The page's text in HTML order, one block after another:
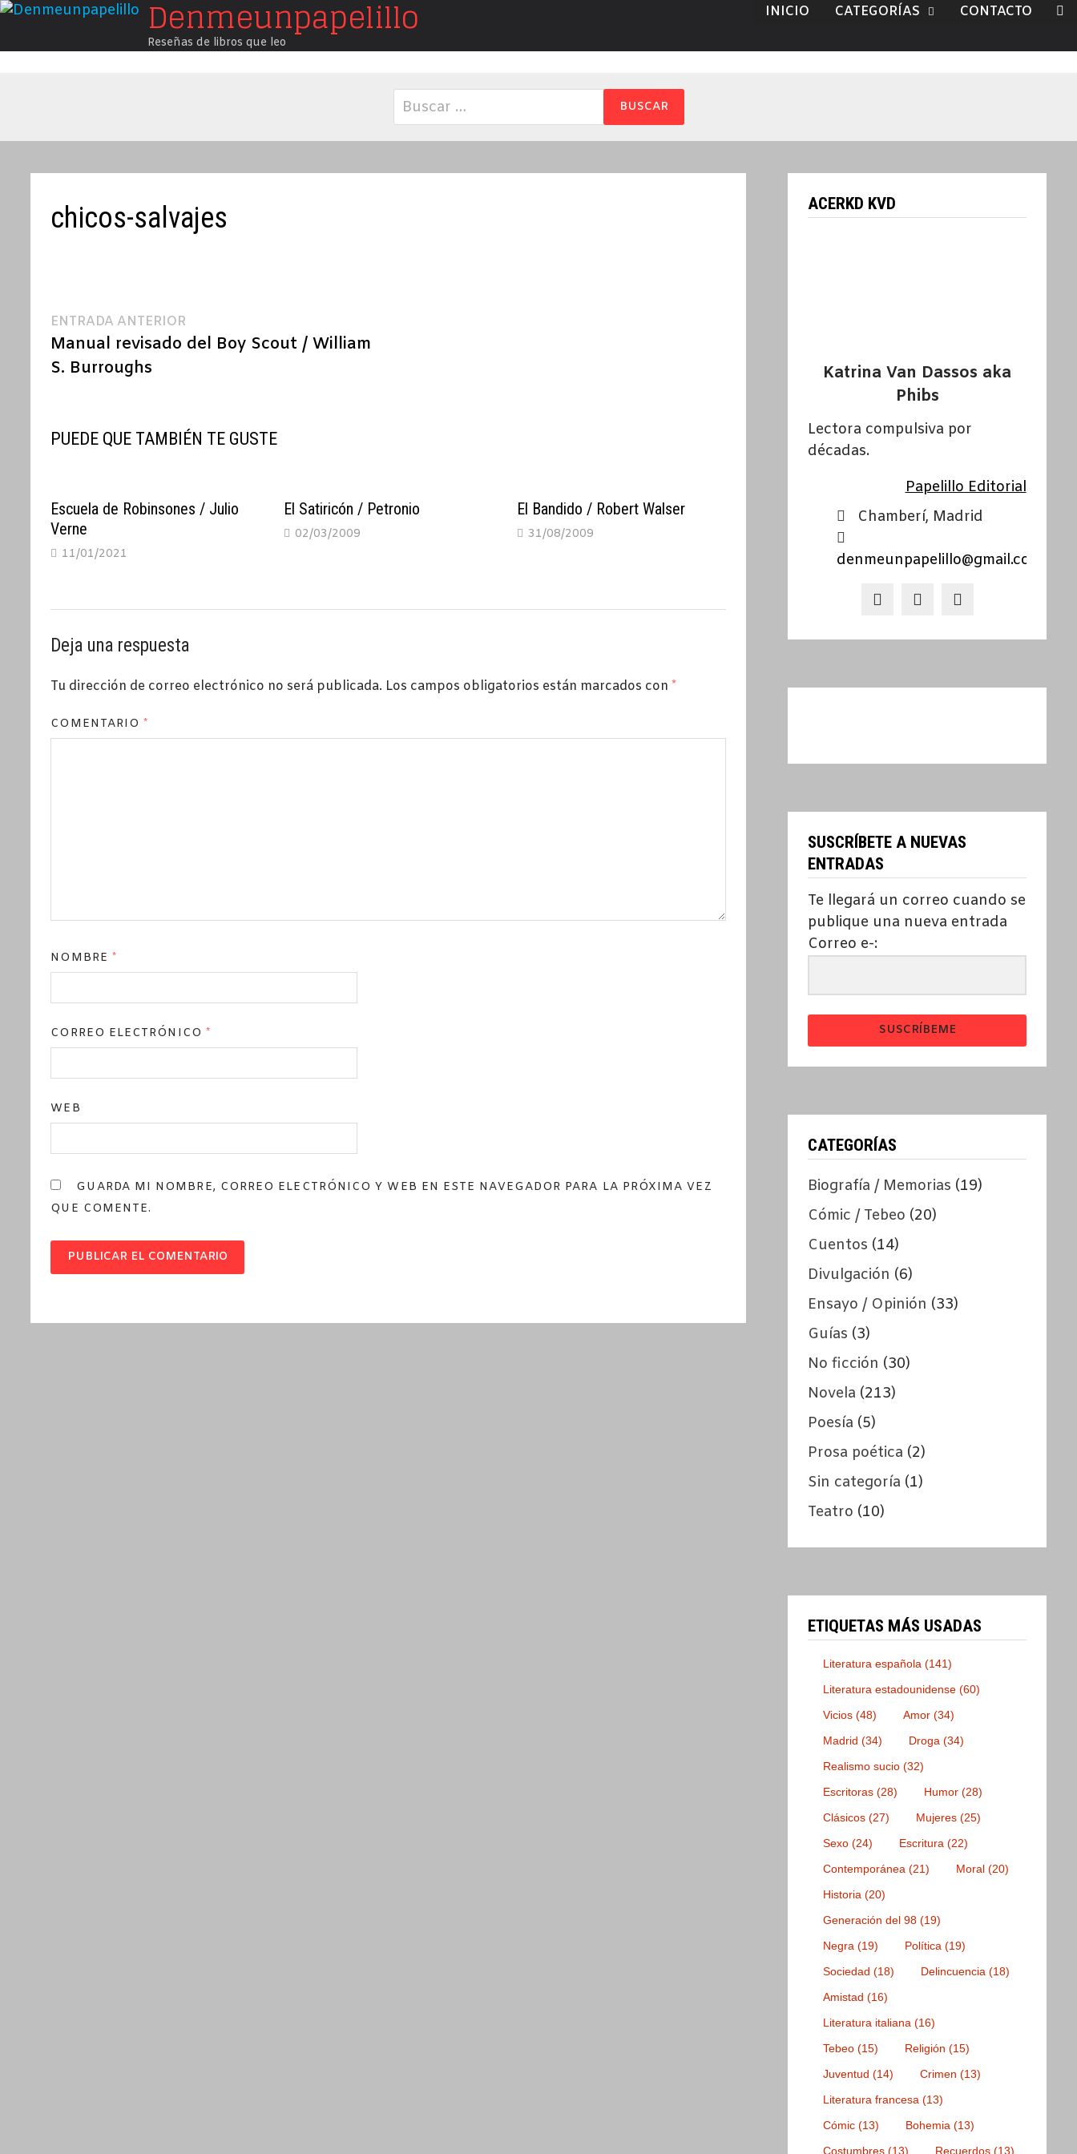
Saltar
contenido
Denmeunpapelillo
Reseñas de libros que leo
INICIO CATEGORÍAS CONTACTO
Buscar:
chicos-salvajes
Navegación
de
entradas
ENTRADA ANTERIOR
anterior:
Manual revisado del Boy Scout / William
S. Burroughs
PUEDE QUE TAMBIÉN TE GUSTE
Escuela de Robinsones / Julio
Verne
11/01/2021
El Satiricón / Petronio
02/03/2009
El Bandido / Robert Walser
31/08/2009
Deja una respuesta
Tu dirección de correo electrónico no será publicada. Los campos obligatorios están marcados con *
COMENTARIO*
NOMBRE *
CORREO ELECTRÓNICO *
WEB
GUARDA MI NOMBRE, CORREO ELECTRÓNICO Y WEB EN ESTE NAVEGADOR PARA LA PRÓXIMA VEZ
QUE COMENTE.
ACERKD KVD
Katrina Van Dassos aka
Phibs
Lectora compulsiva por
décadas.
Papelillo Editorial
Chamberí, Madrid
denmeunpapelillo@gmail.com
SUSCRÍBETE A NUEVAS
ENTRADAS
Te llegará un correo cuando se
publique una nueva entrada
Correo e-:
SUSCRÍBEME
CATEGORÍAS
Biografía / Memorias (19)
Cómic / Tebeo (20)
Cuentos (14)
Divulgación (6)
Ensayo / Opinión (33)
Guías (3)
No ficción (30)
Novela (213)
Poesía (5)
Prosa poética (2)
Sin categoría (1)
Teatro (10)
ETIQUETAS MÁS USADAS
Literatura española (141)
Literatura estadounidense (60)
Vicios (48) Amor (34)
Madrid (34) Droga (34)
Realismo sucio (32)
Escritoras (28) Humor (28)
Clásicos (27) Mujeres (25)
Sexo (24) Escritura (22)
Contemporánea (21) Moral (20)
Historia (20)
Generación del 98 (19)
Negra (19) Política (19)
Sociedad (18) Delincuencia (18)
Amistad (16)
Literatura italiana (16)
Tebeo (15) Religión (15)
Juventud (14) Crimen (13)
Literatura francesa (13)
Cómic (13) Bohemia (13)
Costumbres (13) Recuerdos (13)